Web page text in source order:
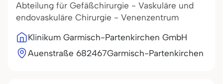
Abteilung für Gefäßchirurgie - Vaskuläre und
endovaskuläre Chirurgie - Venenzentrum
Klinikum Garmisch-Partenkirchen GmbH
Auenstraße 682467Garmisch-Partenkirchen